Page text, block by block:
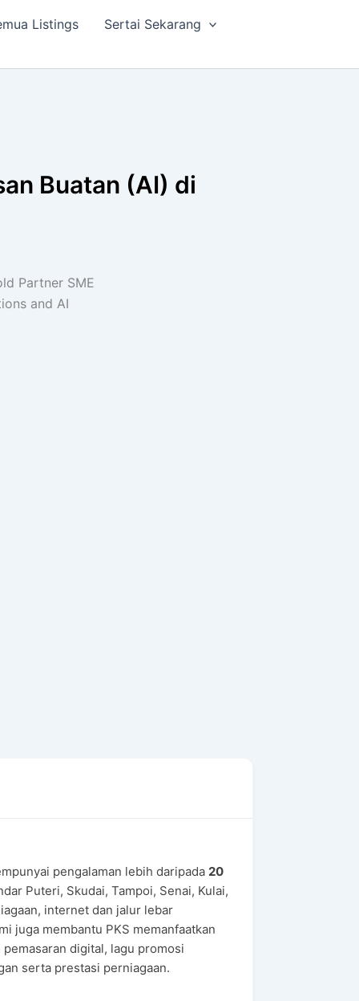
Listings
Sertai Sekarang
Buatan (AI) di
pengalaman lebih daripada 20
Puteri, Skudai, Tampoi, Senai, Kulai,
internet dan jalur lebar
juga membantu PKS memanfaatkan
digital, lagu promosi
serta prestasi perniagaan.